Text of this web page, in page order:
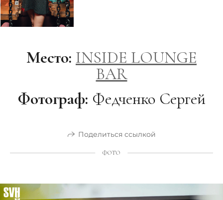
Место: INSIDE LOUNGE
BAR
Фотограф: Федченко Сергей
Поделиться ссылкой
ФОТО